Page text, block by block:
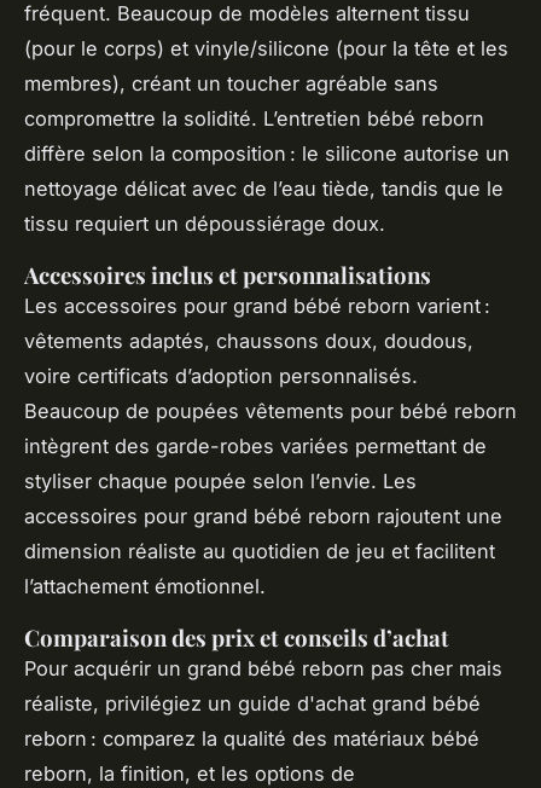
fréquent. Beaucoup de modèles alternent tissu
(pour le corps) et vinyle/silicone (pour la tête et les
membres), créant un toucher agréable sans
compromettre la solidité. L’entretien bébé reborn
diffère selon la composition : le silicone autorise un
nettoyage délicat avec de l’eau tiède, tandis que le
tissu requiert un dépoussiérage doux.
Accessoires inclus et personnalisations
Les accessoires pour grand bébé reborn varient :
vêtements adaptés, chaussons doux, doudous,
voire certificats d’adoption personnalisés.
Beaucoup de poupées vêtements pour bébé reborn
intègrent des garde-robes variées permettant de
styliser chaque poupée selon l’envie. Les
accessoires pour grand bébé reborn rajoutent une
dimension réaliste au quotidien de jeu et facilitent
l’attachement émotionnel.
Comparaison des prix et conseils d’achat
Pour acquérir un grand bébé reborn pas cher mais
réaliste, privilégiez un guide d'achat grand bébé
reborn : comparez la qualité des matériaux bébé
reborn, la finition, et les options de